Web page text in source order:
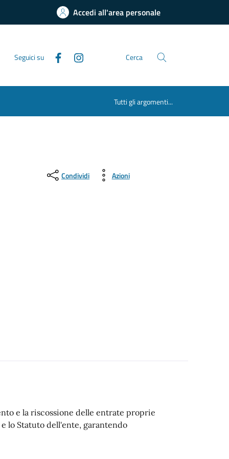
Accedi all'area personale
Seguici su Cerca
Tutti gli argomenti...
Condividi Azioni
e la riscossione delle entrate proprie
lo Statuto dell'ente, garantendo